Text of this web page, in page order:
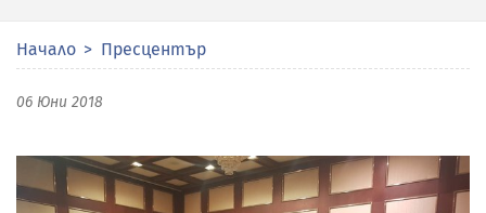
Начало Пресцентър
06 Юни 2018